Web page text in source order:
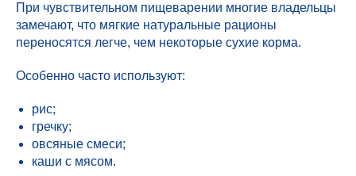
При чувствительном пищеварении многие владельцы
замечают, что мягкие натуральные рационы
переносятся легче, чем некоторые сухие корма.
Особенно часто используют:
рис;
гречку;
овсяные смеси;
каши с мясом.